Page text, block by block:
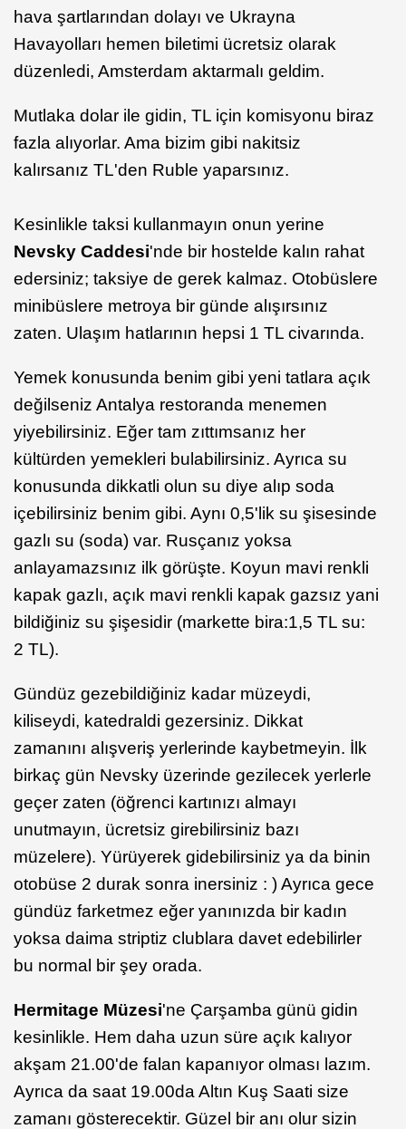
hava şartlarından dolayı ve Ukrayna
Havayolları hemen biletimi ücretsiz olarak
düzenledi, Amsterdam aktarmalı geldim.
Mutlaka dolar ile gidin, TL için komisyonu biraz
fazla alıyorlar. Ama bizim gibi nakitsiz
kalırsanız TL'den Ruble yaparsınız.
Kesinlikle taksi kullanmayın onun yerine
Nevsky Caddesi'nde bir hostelde kalın rahat
edersiniz; taksiye de gerek kalmaz. Otobüslere
minibüslere metroya bir günde alışırsınız
zaten. Ulaşım hatlarının hepsi 1 TL civarında.
Yemek konusunda benim gibi yeni tatlara açık
değilseniz Antalya restoranda menemen
yiyebilirsiniz. Eğer tam zıttımsanız her
kültürden yemekleri bulabilirsiniz. Ayrıca su
konusunda dikkatli olun su diye alıp soda
içebilirsiniz benim gibi. Aynı 0,5'lik su şisesinde
gazlı su (soda) var. Rusçanız yoksa
anlayamazsınız ilk görüşte. Koyun mavi renkli
kapak gazlı, açık mavi renkli kapak gazsız yani
bildiğiniz su şişesidir (markette bira:1,5 TL su:
2 TL).
Gündüz gezebildiğiniz kadar müzeydi,
kiliseydi, katedraldi gezersiniz. Dikkat
zamanını alışveriş yerlerinde kaybetmeyin. İlk
birkaç gün Nevsky üzerinde gezilecek yerlerle
geçer zaten (öğrenci kartınızı almayı
unutmayın, ücretsiz girebilirsiniz bazı
müzelere). Yürüyerek gidebilirsiniz ya da binin
otobüse 2 durak sonra inersiniz : ) Ayrıca gece
gündüz farketmez eğer yanınızda bir kadın
yoksa daima striptiz clublara davet edebilirler
bu normal bir şey orada.
Hermitage Müzesi'ne Çarşamba günü gidin
kesinlikle. Hem daha uzun süre açık kalıyor
akşam 21.00'de falan kapanıyor olması lazım.
Ayrıca da saat 19.00da Altın Kuş Saati size
zamanı gösterecektir. Güzel bir anı olur sizin